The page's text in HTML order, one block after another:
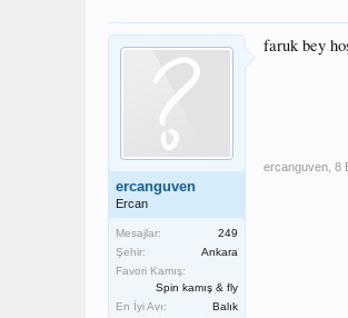
ercanguven
Ercan
Mesajlar:
249
Şehir:
Ankara
Favori Kamış:
Spin kamış & fly
En İyi Avı:
Balık
faruk bey
ercanguven 8